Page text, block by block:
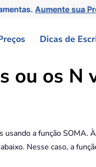
Aumente sua
Dicas de
ou os
a função
Nesse caso, a